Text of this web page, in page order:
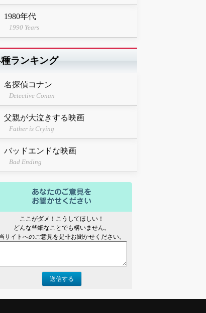
1980年代
1990 Years
ランキング
名探偵コナン
Detective Conan
父親が大泣きする映画
Father is Crying
バッドエンドな映画
Bad Ending
ここがダメ！こうしてほしい！
どんな些細なことでも構いません。
サイトへのご意見を是非お聞かせください。
送信する